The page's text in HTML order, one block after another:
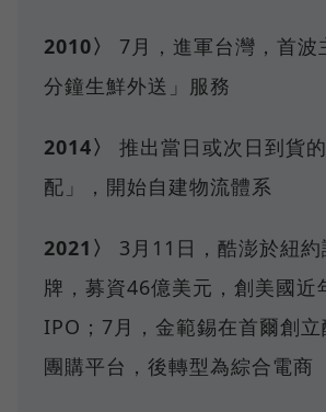
2010〉
7月，進軍台灣，首波
分鐘生鮮外送」服務
2014〉
推出當日或次日到貨
配」，開始自建物流體系
2021〉
3月11日，酷澎於紐
牌，募資46億美元，創美國近
IPO；7月，金範錫在首爾創
團購平台，後轉型為綜合電商